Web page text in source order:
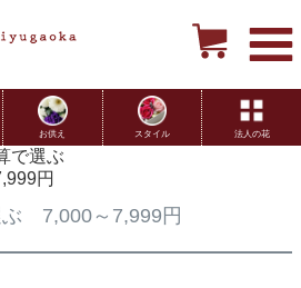
お供え スタイル 法人の花
で選ぶ
円
ぶ 7,000～7,999円